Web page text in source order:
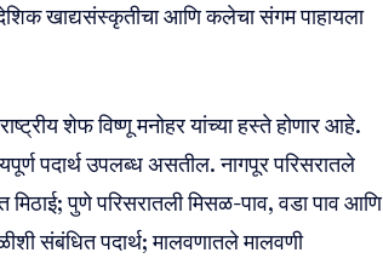
खाद्यसंस्कृतीचा आणि कलेचा संगम पाहायला
शेफ विष्णू मनोहर यांच्या हस्ते होणार आहे.
पदार्थ उपलब्ध असतील. नागपूर परिसरातले
पुणे परिसरातली मिसळ-पाव, वडा पाव आणि
संबंधित पदार्थ; मालवणातले मालवणी